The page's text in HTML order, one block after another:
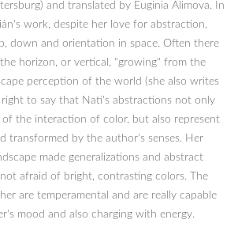
and translated by Euginia Alimova. In
work, despite her love for abstraction,
down and orientation in space. Often there
horizon, or vertical, "growing" from the
perception of the world (she also writes
right to say that Nati's abstractions not only
the interaction of color, but also represent
transformed by the author's senses. Her
made generalizations and abstract
afraid of bright, contrasting colors. The
are temperamental and are really capable
mood and also charging with energy.